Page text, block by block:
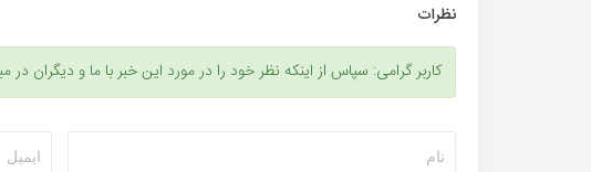
نظرات
کاربر گرامی: سپاس از اینکه نظر خود را در مورد این خبر با ما و دیگران در